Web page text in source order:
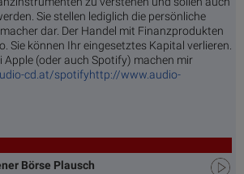
Sie stellen lediglich die persönliche
dar. Der Handel mit Finanzprodukten
Sie können Ihr eingesetztes Kapital verlieren.
Apple (oder auch Spotify) machen mir
cd.at/spotifyhttp://www.audio-
Börse Plausch